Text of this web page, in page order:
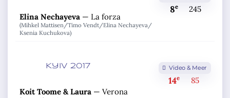
Elina Nechayeva— La forza
(Mihkel Mattisen/Timo Vendt/Elina Nechayeva/
Ksenia Kuchukova)
8e 245
Kyiv 2017
Koit Toome & Laura— Verona
Video & Meer
14e 85